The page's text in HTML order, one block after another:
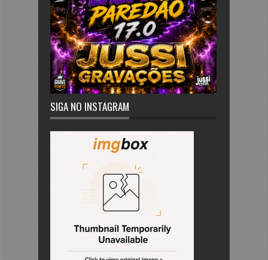
SIGA NO INSTAGRAM